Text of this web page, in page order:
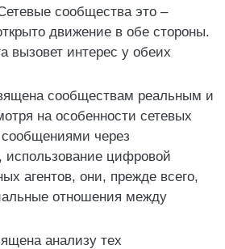
сообщества это –
движение в обе стороны.
вызовет интерес у обеих
сообществам реальным и
на особенности сетевых
через
использование цифровой
агентов, они, прежде всего,
отношения между
анализу тех